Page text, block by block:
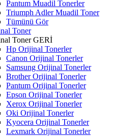
Pantum Muadil Tonerler
Triumph Adler Muadil Toner
Tümünü Gör
Toner
TonerGERİ
Hp Orijinal Tonerler
Canon Orijinal Tonerler
Samsung Orijinal Tonerler
Brother Orijinal Tonerler
Pantum Orijinal Tonerler
Epson Orijinal Tonerler
Xerox Orijinal Tonerler
Oki Orijinal Tonerler
Kyocera Orijinal Tonerler
Lexmark Orijinal Tonerler